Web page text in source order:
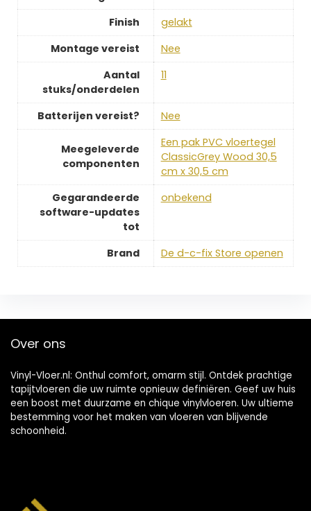
Finish
‎gelakt
Montage vereist
‎Nee
Aantal
stuks/onderdelen
‎11
Batterijen vereist? ‎Nee
Meegeleverde
componenten
‎Een pak PVC vloertegel
ClassicGrey Wood 30,5
cm x 30,5 cm
Gegarandeerde
software-updates
tot
‎onbekend
Brand De d-c-fix Store openen
Over ons
Vinyl-Vloer.nl: Onthul comfort, omarm stijl. Ontdek prachtige
tapijtvloeren die uw ruimte opnieuw definiëren. Geef uw huis
een boost met duurzame en chique vinylvloeren. Uw ultieme
bestemming voor het maken van vloeren van blijvende
schoonheid.